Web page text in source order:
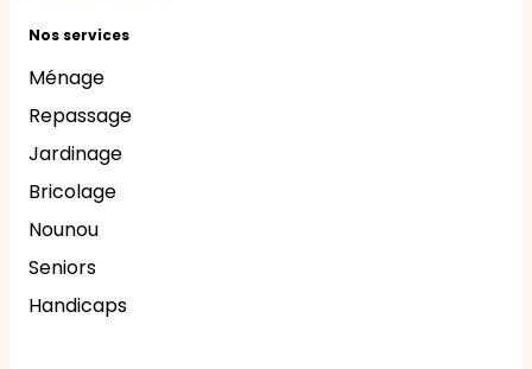
Nos services
Ménage
Repassage
Jardinage
Bricolage
Nounou
Seniors
Handicaps